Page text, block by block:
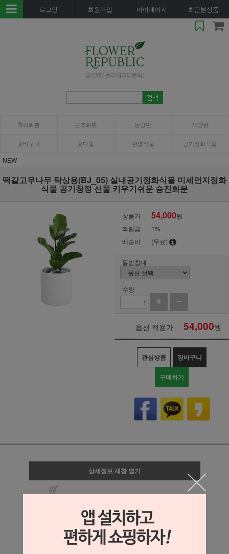
로그인 회원가입 마이페이지 최근본상품
축하화환 근조화환 동양란 서양란
꽃바구니 꽃다발 관엽식물 공기정화식물
NEW
떡갈고무나무 탁상용(BJ_05) 실내공기정화식물 미세먼지정화
식물 공기청정 선물 키우기쉬운 승진화분
상품가 54,000원
적립금
1%
배송비
(무료)
물받침대
수량
옵션 적용가 54,000원
관심상품 장바구니
구매하기
상세정보 새창 열기